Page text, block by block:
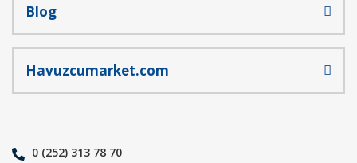
Blog
Havuzcumarket.com
0 (252) 313 78 70